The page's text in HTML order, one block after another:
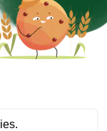
en France